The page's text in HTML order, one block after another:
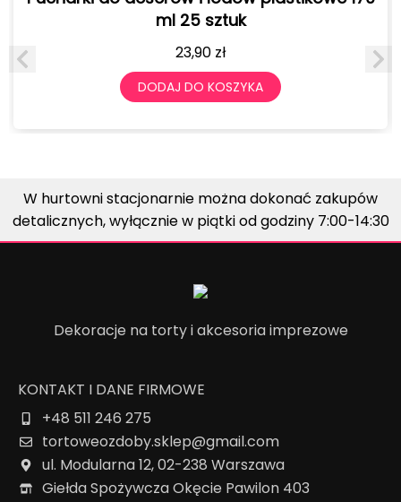
ml 25 sztuk
23,90 zł
DODAJ DO KOSZYKA
W hurtowni stacjonarnie można dokonać zakupów
detalicznych, wyłącznie w piątki od godziny 7:00-14:30
Dekoracje na torty i akcesoria imprezowe
KONTAKT I DANE FIRMOWE
+48 511 246 275
tortoweozdoby.sklep@gmail.com
ul. Modularna 12, 02-238 Warszawa
Giełda Spożywcza Okęcie Pawilon 403